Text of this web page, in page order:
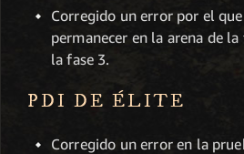
Corregido un error por el
permanecer en la arena de
la fase 3.
PDI DE ÉLITE
Corregido un error en la